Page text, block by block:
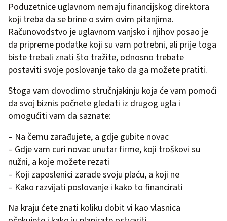
Poduzetnice uglavnom nemaju financijskog direktora
koji treba da se brine o svim ovim pitanjima.
Računovodstvo je uglavnom vanjsko i njihov posao je
da pripreme podatke koji su vam potrebni, ali prije toga
biste trebali znati što tražite, odnosno trebate
postaviti svoje poslovanje tako da ga možete pratiti.
Stoga vam dovodimo stručnjakinju koja će vam pomoći
da svoj biznis počnete gledati iz drugog ugla i
omogućiti vam da saznate:
– Na čemu zarađujete, a gdje gubite novac
– Gdje vam curi novac unutar firme, koji troškovi su
nužni, a koje možete rezati
– Koji zaposlenici zarade svoju plaću, a koji ne
– Kako razvijati poslovanje i kako to financirati
Na kraju ćete znati koliku dobit vi kao vlasnica